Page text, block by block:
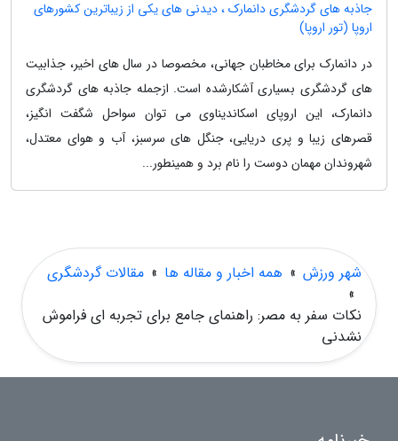
جاذبه های گردشگری دانمارک ، دیدنی های یکی از زیباترین کشورهای
اروپا (تور اروپا)
در دانمارک برای مخاطبان جهانی، مخصوصا در سال های اخیر، جذابیت
های گردشگری بسیاری آشکارشده است. ازجمله جاذبه های گردشگری
دانمارک، این اروپای اسکاندیناوی می توان سواحل شگفت انگیز،
قصرهای زیبا و پری دریایی، جنگل های سرسبز، آب و هوای معتدل،
شهروندان مهمان دوست را نام برد و همینطور...
شهر ورزش » همه اخبار و مقاله ها » مقالات گردشگری
»
نکات سفر به مصر: راهنمای جامع برای تجربه ای فراموش
نشدنی